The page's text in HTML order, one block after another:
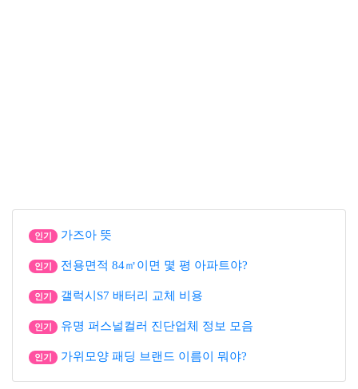
인기 가즈아 뜻
인기 전용면적 84㎡이면 몇 평 아파트야?
인기 갤럭시S7 배터리 교체 비용
인기 유명 퍼스널컬러 진단업체 정보 모음
인기 가위모양 패딩 브랜드 이름이 뭐야?